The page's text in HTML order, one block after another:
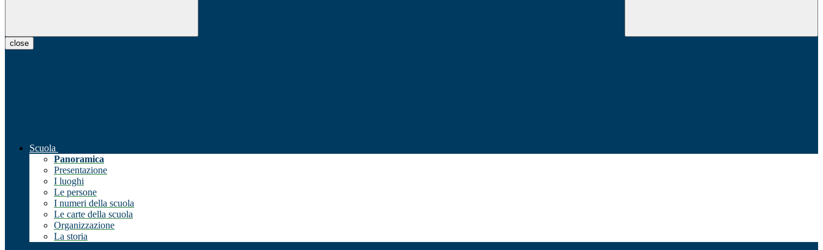
close
Scuola
Panoramica
Presentazione
I luoghi
Le persone
I numeri della scuola
Le carte della scuola
Organizzazione
La storia